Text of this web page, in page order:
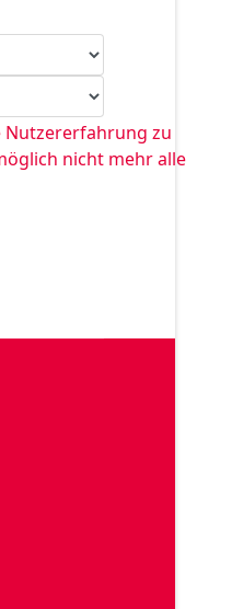
Nutzererfahrung zu
nicht mehr alle